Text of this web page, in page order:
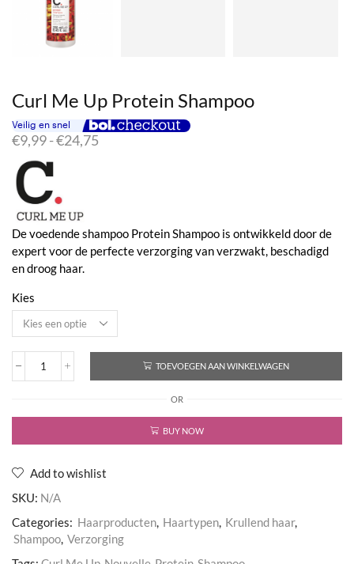
Curl Me Up Protein Shampoo
€9,99-€24,75
De voedende shampoo Protein Shampoo is ontwikkeld door de
expert voor de perfecte verzorging van verzwakt, beschadigd
en droog haar.
Kies
Curl
Protein
aantal
TOEVOEGEN AAN WINKELWAGEN
OR
BUY NOW
Add to wishlist
SKU: N/A
Categories: Haarproducten, Haartypen, Krullend haar,
Shampoo, Verzorging